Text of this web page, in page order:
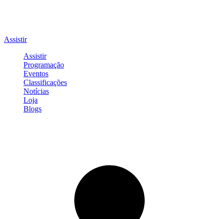
Assistir
Assistir
Programação
Eventos
Classificações
Notícias
Loja
Blogs